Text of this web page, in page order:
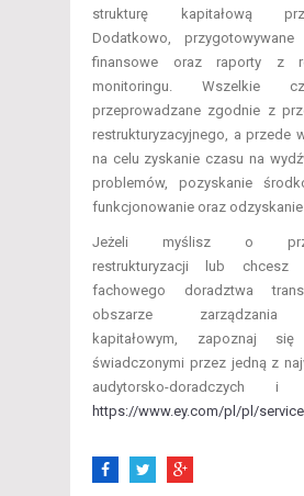
strukturę kapitałową
Dodatkowo,
finansowe oraz raporty z
monitoringu. Wszelkie
przeprowadzane zgodnie z
restrukturyzacyjnego, a przede
na celu zyskanie czasu na
problemów, pozyskanie
funkcjonowanie oraz
Jeżeli myślisz o
restrukturyzacji lub chcesz
fachowego doradztwa
obszarze zarządzania
kapitałowym, zapoznaj
świadczonymi przez jedną z
audytorsko-doradczych
https://www.ey.com/pl/pl/